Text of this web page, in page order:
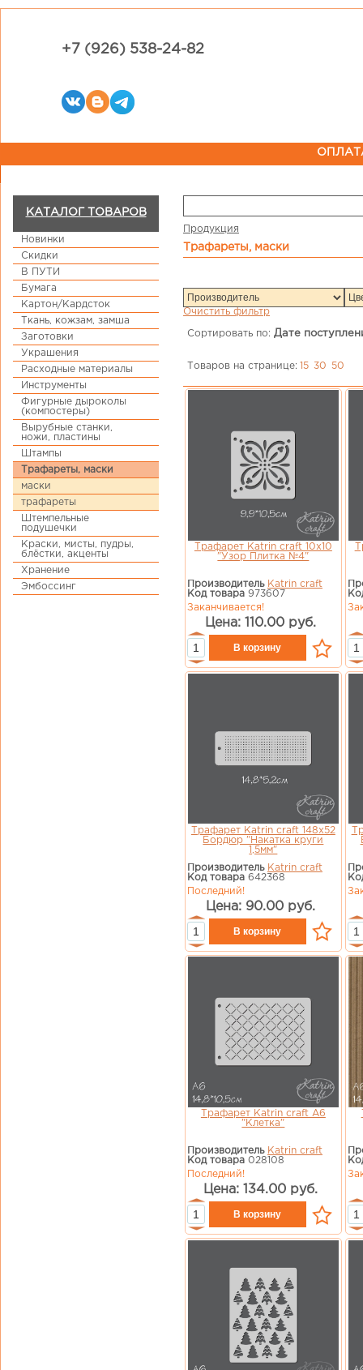
+7 (926) 538-24-82
КАТАЛОГ ТОВАРОВ
Новинки
Скидки
В ПУТИ
Бумага
Картон/Кардсток
Ткань, кожзам, замша
Заготовки
Украшения
Расходные материалы
Инструменты
Фигурные дыроколы
(компостеры)
Вырубные станки,
ножи, пластины
Штампы
Трафареты, маски
маски
трафареты
Штемпельные
подушечки
Краски, мисты, пудры,
блёстки, акценты
Хранение
Эмбоссинг
Продукция
Трафареты, маски
Очистить фильтр
Сортировать по: Дате
Товаров на странице: 15 30 50
Трафарет Katrin craft 10х10
"Узор Плитка №4"
Производитель Katrin craft
Код товара 973607
Заканчивается!
Цена: 110.00 руб.
Трафарет Katrin craft 148х52
Бордюр "Накатка круги
1,5мм"
Производитель Katrin craft
Код товара 642368
Последний!
Цена: 90.00 руб.
Трафарет Katrin craft А6
"Клетка"
Производитель Katrin craft
Код товара 028108
Последний!
Цена: 134.00 руб.